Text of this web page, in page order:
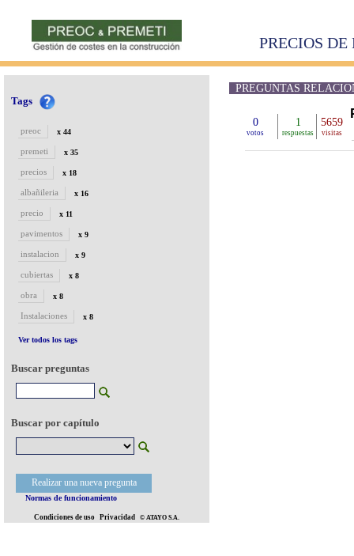
PRECIOS
Tags
preoc x 44
premeti x 35
precios x 18
albañileria x 16
precio x 11
pavimentos x 9
instalacion x 9
cubiertas x 8
obra x 8
Instalaciones x 8
Ver todos los tags
Buscar preguntas
Buscar por capítulo
Realizar una nueva pregunta
Normas de funcionamiento
Condiciones de uso Privacidad © ATAYO S.A.
PREGUNTAS
0
votos
1
respuestas
5659
visitas